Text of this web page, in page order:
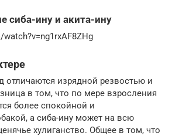
сиба-ину и акита-ину
отличаются изрядной резвостью и
в том, что по мере взросления
более спокойной и
а сиба-ину может на всю
хулиганство. Общее в том, что